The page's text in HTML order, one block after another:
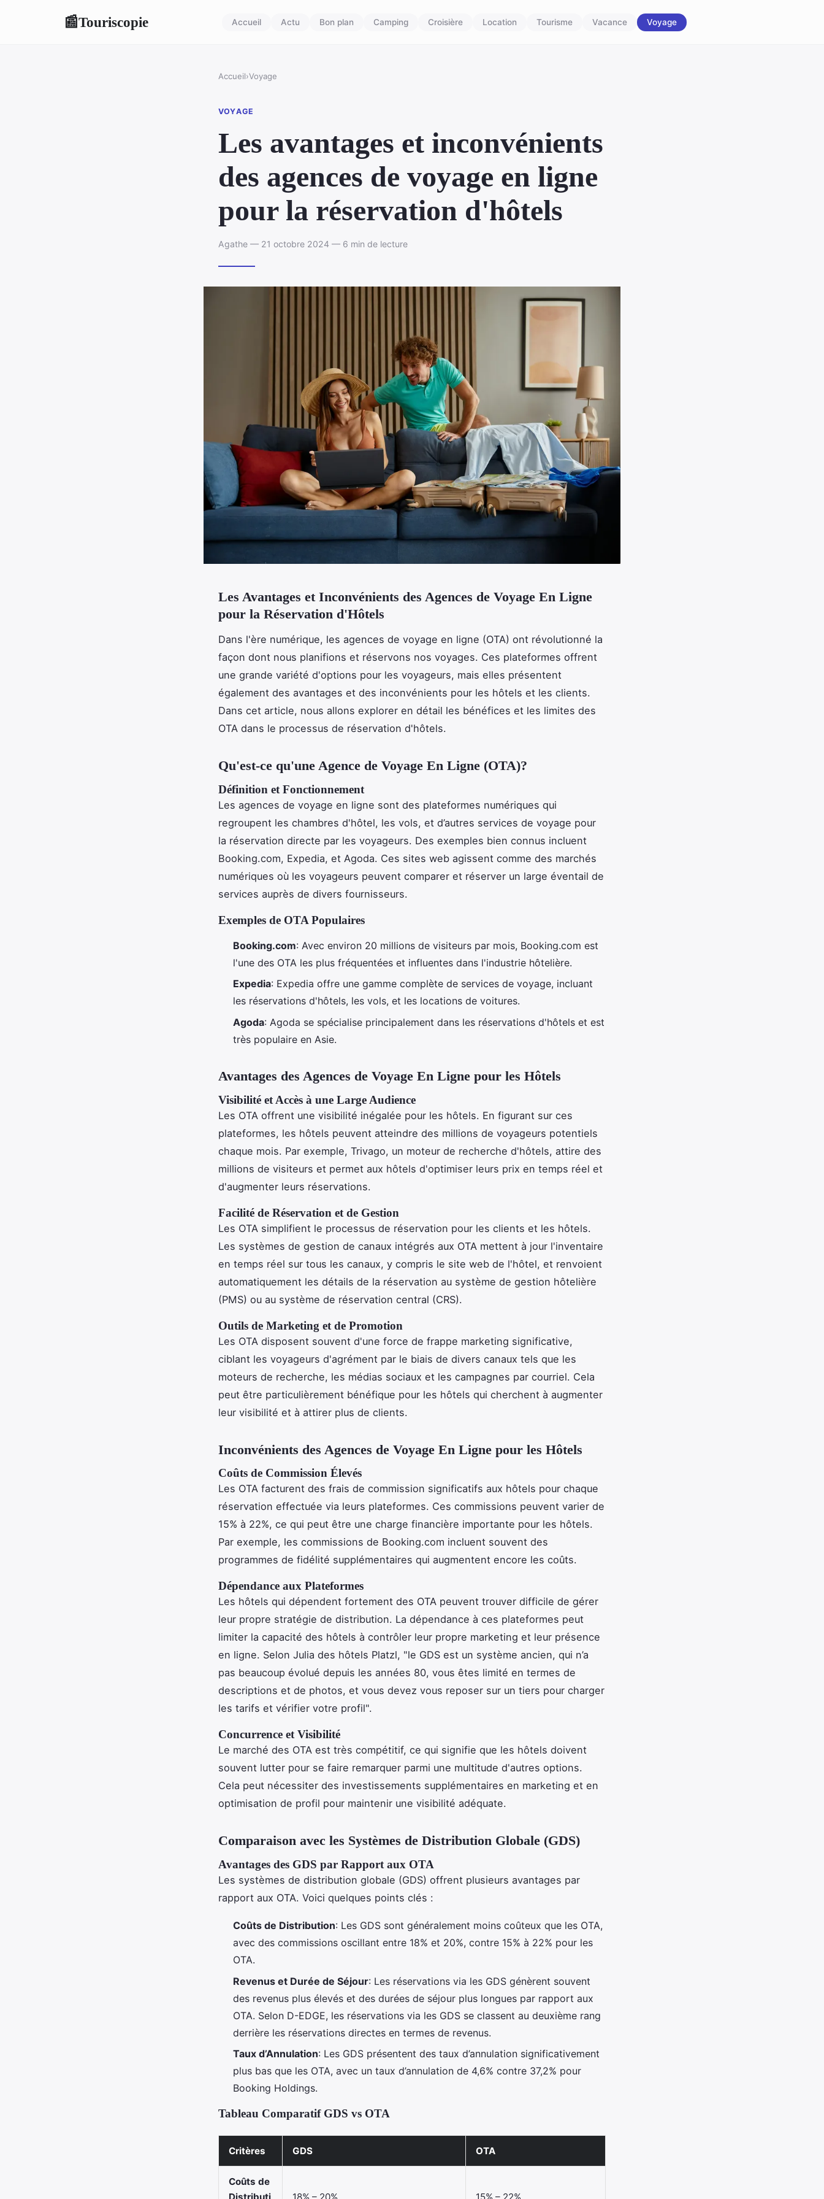
📰Touriscopie Accueil Actu Bon plan Camping Croisière Location Tourisme Vacance Voyage
Accueil›Voyage
VOYAGE
Les avantages et inconvénients
des agences de voyage en ligne
pour la réservation d'hôtels
Agathe — 21 octobre 2024 — 6 min de lecture
Les Avantages et Inconvénients des Agences de Voyage En Ligne
pour la Réservation d'Hôtels
Dans l'ère numérique, les agences de voyage en ligne (OTA) ont révolutionné la
façon dont nous planifions et réservons nos voyages. Ces plateformes offrent
une grande variété d'options pour les voyageurs, mais elles présentent
également des avantages et des inconvénients pour les hôtels et les clients.
Dans cet article, nous allons explorer en détail les bénéfices et les limites des
OTA dans le processus de réservation d'hôtels.
Qu'est-ce qu'une Agence de Voyage En Ligne (OTA)?
Définition et Fonctionnement
Les agences de voyage en ligne sont des plateformes numériques qui
regroupent les chambres d'hôtel, les vols, et d’autres services de voyage pour
la réservation directe par les voyageurs. Des exemples bien connus incluent
Booking.com, Expedia, et Agoda. Ces sites web agissent comme des marchés
numériques où les voyageurs peuvent comparer et réserver un large éventail de
services auprès de divers fournisseurs.
Exemples de OTA Populaires
Booking.com: Avec environ 20 millions de visiteurs par mois, Booking.com est
l'une des OTA les plus fréquentées et influentes dans l'industrie hôtelière.
Expedia: Expedia offre une gamme complète de services de voyage, incluant
les réservations d'hôtels, les vols, et les locations de voitures.
Agoda: Agoda se spécialise principalement dans les réservations d'hôtels et est
très populaire en Asie.
Avantages des Agences de Voyage En Ligne pour les Hôtels
Visibilité et Accès à une Large Audience
Les OTA offrent une visibilité inégalée pour les hôtels. En figurant sur ces
plateformes, les hôtels peuvent atteindre des millions de voyageurs potentiels
chaque mois. Par exemple, Trivago, un moteur de recherche d'hôtels, attire des
millions de visiteurs et permet aux hôtels d'optimiser leurs prix en temps réel et
d'augmenter leurs réservations.
Facilité de Réservation et de Gestion
Les OTA simplifient le processus de réservation pour les clients et les hôtels.
Les systèmes de gestion de canaux intégrés aux OTA mettent à jour l'inventaire
en temps réel sur tous les canaux, y compris le site web de l'hôtel, et renvoient
automatiquement les détails de la réservation au système de gestion hôtelière
(PMS) ou au système de réservation central (CRS).
Outils de Marketing et de Promotion
Les OTA disposent souvent d'une force de frappe marketing significative,
ciblant les voyageurs d'agrément par le biais de divers canaux tels que les
moteurs de recherche, les médias sociaux et les campagnes par courriel. Cela
peut être particulièrement bénéfique pour les hôtels qui cherchent à augmenter
leur visibilité et à attirer plus de clients.
Inconvénients des Agences de Voyage En Ligne pour les Hôtels
Coûts de Commission Élevés
Les OTA facturent des frais de commission significatifs aux hôtels pour chaque
réservation effectuée via leurs plateformes. Ces commissions peuvent varier de
15% à 22%, ce qui peut être une charge financière importante pour les hôtels.
Par exemple, les commissions de Booking.com incluent souvent des
programmes de fidélité supplémentaires qui augmentent encore les coûts.
Dépendance aux Plateformes
Les hôtels qui dépendent fortement des OTA peuvent trouver difficile de gérer
leur propre stratégie de distribution. La dépendance à ces plateformes peut
limiter la capacité des hôtels à contrôler leur propre marketing et leur présence
en ligne. Selon Julia des hôtels Platzl, "le GDS est un système ancien, qui n’a
pas beaucoup évolué depuis les années 80, vous êtes limité en termes de
descriptions et de photos, et vous devez vous reposer sur un tiers pour charger
les tarifs et vérifier votre profil".
Concurrence et Visibilité
Le marché des OTA est très compétitif, ce qui signifie que les hôtels doivent
souvent lutter pour se faire remarquer parmi une multitude d'autres options.
Cela peut nécessiter des investissements supplémentaires en marketing et en
optimisation de profil pour maintenir une visibilité adéquate.
Comparaison avec les Systèmes de Distribution Globale (GDS)
Avantages des GDS par Rapport aux OTA
Les systèmes de distribution globale (GDS) offrent plusieurs avantages par
rapport aux OTA. Voici quelques points clés :
Coûts de Distribution: Les GDS sont généralement moins coûteux que les OTA,
avec des commissions oscillant entre 18% et 20%, contre 15% à 22% pour les
OTA.
Revenus et Durée de Séjour: Les réservations via les GDS génèrent souvent
des revenus plus élevés et des durées de séjour plus longues par rapport aux
OTA. Selon D-EDGE, les réservations via les GDS se classent au deuxième rang
derrière les réservations directes en termes de revenus.
Taux d’Annulation: Les GDS présentent des taux d’annulation significativement
plus bas que les OTA, avec un taux d’annulation de 4,6% contre 37,2% pour
Booking Holdings.
Tableau Comparatif GDS vs OTA
Critères GDS OTA
Coûts de